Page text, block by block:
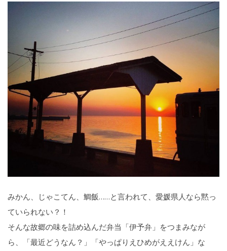
みかん、じゃこてん、鯛飯……と言われて、愛媛県人なら黙っ
ていられない？！
そんな故郷の味を詰め込んだ弁当「伊予弁」をつまみなが
ら、「最近どうなん？」「やっぱりえひめがええけん」な